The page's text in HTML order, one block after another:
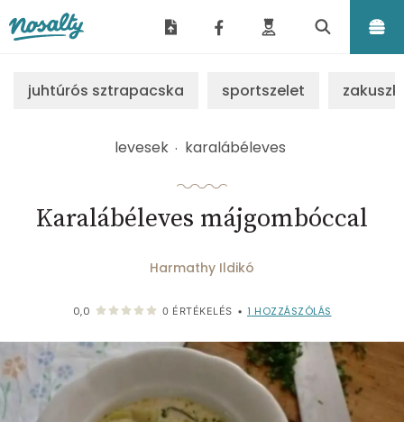
juhtúrós sztrapacska sportszelet
levesek karalábéleves
Karalábéleves májgombóccal
Harmathy Ildikó
0,0 0 ÉRTÉKELÉS • 1 HOZZÁSZÓLÁS